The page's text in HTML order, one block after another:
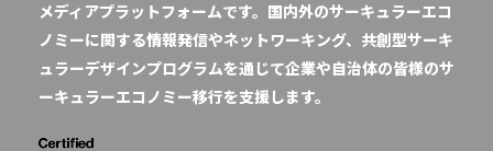
メディアプラットフォームです。国内外のサーキュラーエコ
ノミーに関する情報発信やネットワーキング、共創型サーキ
ュラーデザインプログラムを通じて企業や自治体の皆様のサ
ーキュラーエコノミー移行を支援します。